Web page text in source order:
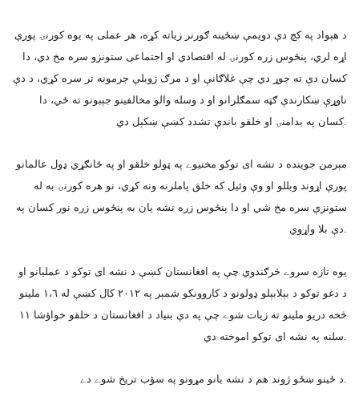
د هېواد په کچ دې دويمې ښځينه ګورنر زياته کړه، هر عملى په يوه کورنۍ پورې
اړه لري، پنځوس زره کورنۍ له اقتصادي او اجتماعى ستونزو سره مخ دي، دا
کسان دې ته جوړ دي چې غلاګانې او د مرګ ژوبلې جرمونه تر سره کړي، د دې
ناوړې ښکارندې ګټه سمګلرانو او د وسله والو مخالفينو جېبونو ته ځي، دا
کسان په بدامنۍ او خلقو باندې تشدد کښې ښکېل دي.
مېرمن جوينده د نشه اى توکو مخنيوے په ټولو خلقو او په ځانګړي ډول عالمانو
پورې اړوند وبللو او وې وئيل که خلق پاملرنه ونه کړي، نو هره کورنۍ به له
ستونزې سره مخ شي او دا پنځوس زره نشه يان به پنځوس زره نور کسان په
دې بلا واړوي.
يوه تازه سروے څرګندوي چې په افغانستان کښې د نشه اى توکو د عمليانو او
د دغو توکو د بېلابېلو ډولونو د کاروونکو شمېر په ٢٠١٢ کال کښې له ١،٦ ملينو
څخه دريو ملينو ته زيات شوے چې په دې بنياد د افغانستان د خلقو خواؤشا ١١
سلنه په نشه اى توکو اموخته دي.
د ځينو ښځو ژوند هم د نشه يانو مړونو په سؤب تريخ شوے دے.